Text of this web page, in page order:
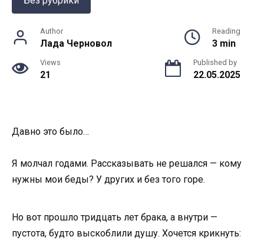
Author
Лада Черновол
Reading
3 min
Views
21
Published by
22.05.2025
Давно это было…
Я молчал годами. Рассказывать не решался — кому
нужны мои беды? У других и без того горе.
Но вот прошло тридцать лет брака, а внутри —
пустота, будто выскоблили душу. Хочется крикнуть: